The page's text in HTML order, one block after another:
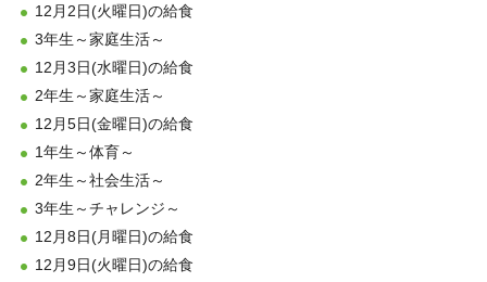
12月2日(火曜日)の給食
3年生～家庭生活～
12月3日(水曜日)の給食
2年生～家庭生活～
12月5日(金曜日)の給食
1年生～体育～
2年生～社会生活～
3年生～チャレンジ～
12月8日(月曜日)の給食
12月9日(火曜日)の給食